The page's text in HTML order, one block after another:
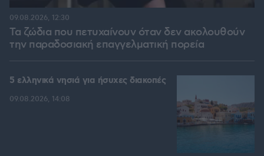
Τα ζώδια που πετυχαίνουν όταν δεν ακολουθούν
την παραδοσιακή επαγγελματική πορεία
09.08.2026, 12:30
5 ελληνικά νησιά για ήσυχες διακοπές
09.08.2026, 14:08